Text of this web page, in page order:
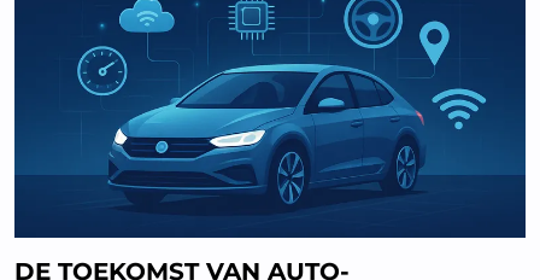
DE TOEKOMST VAN AUTO-